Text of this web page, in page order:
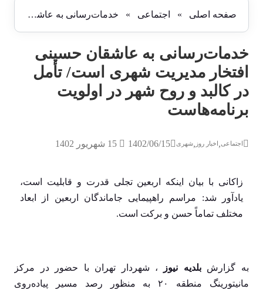
صفحه اصلی » اجتماعی » خدمات‌رسانی به عاشقان حسینی افتخار مدیریت شهری است/ تأمل در کالبد و روح شهر در اولویت برنامه‌هاست
خدمات‌رسانی به عاشقان حسینی
افتخار مدیریت شهری است/ تأمل
در کالبد و روح شهر در اولویت
برنامه‌هاست
اجتماعی,اخبار روز ,شهری 1402/06/15 15 شهریور 1402
زاکانی با بیان اینکه اربعین تجلی قدرت و قابلیت است،
یادآور شد: مراسم راهپیمایی جاماندگان اربعین از ابعاد
مختلف تماماً حسن و برکت است.
به گزارش بلدیه نیوز
، شهردار تهران با حضور در مرکز
مانیتورینگ منطقه ۲۰ به منظور رصد مسیر پیاده‌روی